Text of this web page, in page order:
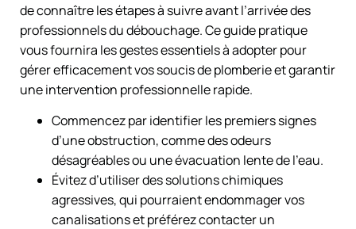
de connaître les étapes à suivre avant l’arrivée des
professionnels du débouchage. Ce guide pratique
vous fournira les gestes essentiels à adopter pour
gérer efficacement vos soucis de plomberie et garantir
une intervention professionnelle rapide.
Commencez par identifier les premiers signes
d’une obstruction, comme des odeurs
désagréables ou une évacuation lente de l’eau.
Évitez d’utiliser des solutions chimiques
agressives, qui pourraient endommager vos
canalisations et préférez contacter un